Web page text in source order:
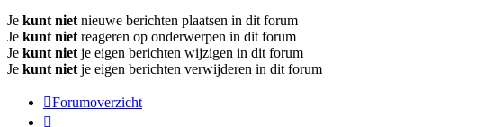
Je kunt niet nieuwe berichten plaatsen in dit forum
Je kunt niet reageren op onderwerpen in dit forum
Je kunt niet je eigen berichten wijzigen in dit forum
Je kunt niet je eigen berichten verwijderen in dit forum
Forumoverzicht